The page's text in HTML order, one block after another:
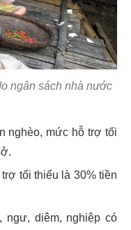
ngân sách nhà nước
nghèo, mức hỗ trợ tối
tối thiểu là 30% tiền
ngư, diêm, nghiệp có